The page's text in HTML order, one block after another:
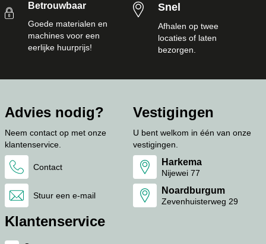
Betrouwbaar
Goede materialen en
machines voor een
eerlijke huurprijs!
Snel
Afhalen op twee
locaties of laten
bezorgen.
Advies nodig?
Neem contact op met onze
klantenservice.
Contact
Stuur een e-mail
Vestigingen
U bent welkom in één van onze
vestigingen.
Harkema
Nijewei 77
Noardburgum
Zevenhuisterweg 29
Klantenservice